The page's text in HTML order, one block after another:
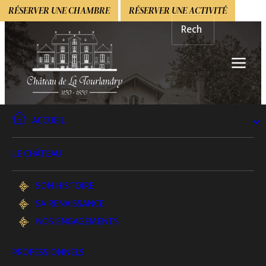
RÉSERVER UNE CHAMBRE RÉSERVER UNE ACTIVITÉ
ACCUEIL
LE CHÂTEAU
SON HISTOIRE
SA RENAISSANCE
NOS ENGAGEMENTS
PROFESSIONNELS
Déclaration de confidentialité
(UE)